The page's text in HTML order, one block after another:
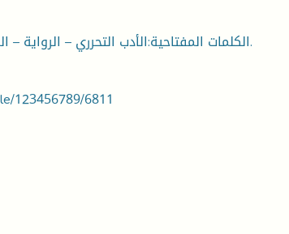
الكلمات المفتاحية:الأدب التحرري – الرواية – الزمان - المكان – الجمالية والفنية.
123456789/6811